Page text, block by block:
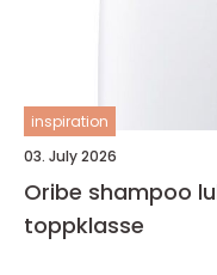
inspiration
03. July 2026
Oribe shampoo luksuspleie for hår i
toppklasse